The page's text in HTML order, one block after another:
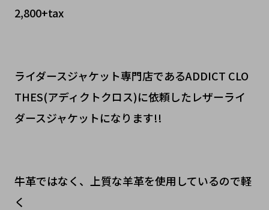
2,800+tax
ライダースジャケット専門店であるADDICT CLO
THES(アディクトクロス)に依頼したレザーライ
ダースジャケットになります!!
牛革ではなく、上質な羊革を使用しているので軽
く